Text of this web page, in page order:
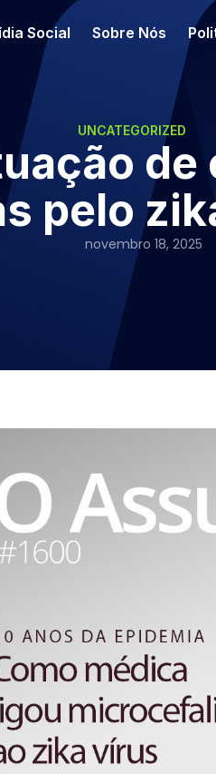
Social Sobre Nós
UNCATEGORIZED
pelo
novembro 18, 2025